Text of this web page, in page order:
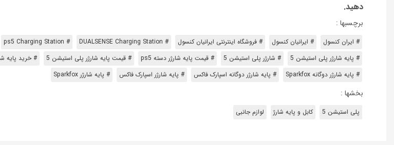
دهید.
برچسبها :
# ایران کنسول # ایرانیان کنسول # فروشگاه اینترنتی ایرانیان کنسول # DUALSENSE Charging Station
# ps5 Charging Station
# پایه شارژر پلی استیشن 5
# شارژر پلی استیشن 5 # قیمت پایه شارژر دسته ps5 # قیمت پایه شارژر پلی استیشن 5 # خرید پایه
# پایه شارژر دوگانه Sparkfox
# پایه شارژر دوگانه اسپارک فاکس # پایه شارژر اسپارک فاکس # پایه شارژر Sparkfox
بخشها :
پلی استیشن 5 کابل و پایه شارژ لوازم جانبی